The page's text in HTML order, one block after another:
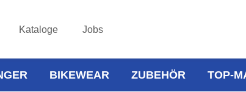
Kataloge Jobs
BIKEWEAR ZUBEHÖR TOP-